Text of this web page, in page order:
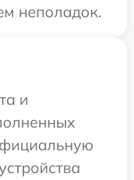
неполадок.
и